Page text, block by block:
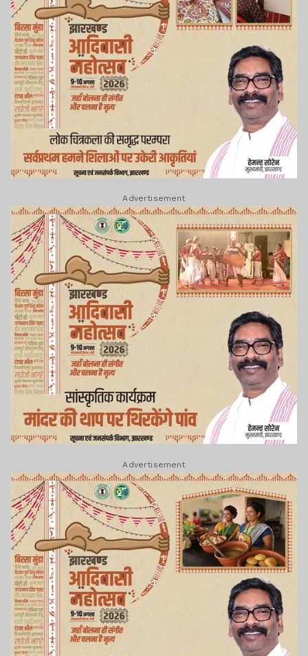
Advertisement
Advertisement